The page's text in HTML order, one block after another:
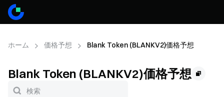
ホーム 価格予想 Blank Token (BLANKV2)価格予想
Blank Token (BLANKV2)価格予想